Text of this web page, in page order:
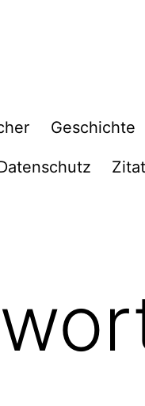
Geschichte